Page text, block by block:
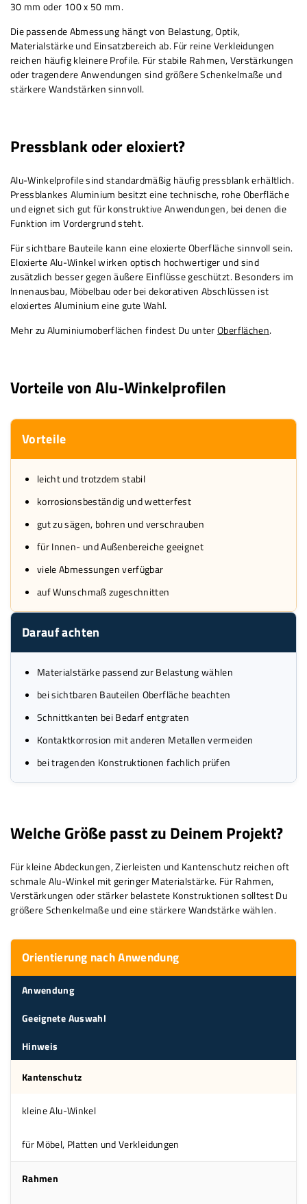
30 mm oder 100 x 50 mm.
Die passende Abmessung hängt von Belastung, Optik,
Materialstärke und Einsatzbereich ab. Für reine Verkleidungen
reichen häufig kleinere Profile. Für stabile Rahmen, Verstärkungen
oder tragendere Anwendungen sind größere Schenkelmaße und
stärkere Wandstärken sinnvoll.
Pressblank oder eloxiert?
Alu-Winkelprofile sind standardmäßig häufig pressblank erhältlich.
Pressblankes Aluminium besitzt eine technische, rohe Oberfläche
und eignet sich gut für konstruktive Anwendungen, bei denen die
Funktion im Vordergrund steht.
Für sichtbare Bauteile kann eine eloxierte Oberfläche sinnvoll sein.
Eloxierte Alu-Winkel wirken optisch hochwertiger und sind
zusätzlich besser gegen äußere Einflüsse geschützt. Besonders im
Innenausbau, Möbelbau oder bei dekorativen Abschlüssen ist
eloxiertes Aluminium eine gute Wahl.
Mehr zu Aluminiumoberflächen findest Du unterOberflächen.
Vorteile von Alu-Winkelprofilen
Vorteile
leicht und trotzdem stabil
korrosionsbeständig und wetterfest
gut zu sägen, bohren und verschrauben
für Innen- und Außenbereiche geeignet
viele Abmessungen verfügbar
auf Wunschmaß zugeschnitten
Darauf achten
Materialstärke passend zur Belastung wählen
bei sichtbaren Bauteilen Oberfläche beachten
Schnittkanten bei Bedarf entgraten
Kontaktkorrosion mit anderen Metallen vermeiden
bei tragenden Konstruktionen fachlich prüfen
Welche Größe passt zu Deinem Projekt?
Für kleine Abdeckungen, Zierleisten und Kantenschutz reichen oft
schmale Alu-Winkel mit geringer Materialstärke. Für Rahmen,
Verstärkungen oder stärker belastete Konstruktionen solltest Du
größere Schenkelmaße und eine stärkere Wandstärke wählen.
Orientierung nach Anwendung
Anwendung
Geeignete Auswahl
Hinweis
Kantenschutz
kleine Alu-Winkel
für Möbel, Platten und Verkleidungen
Rahmen